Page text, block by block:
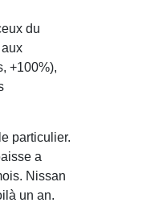
du
+100%),
particulier.
a
Nissan
un an.